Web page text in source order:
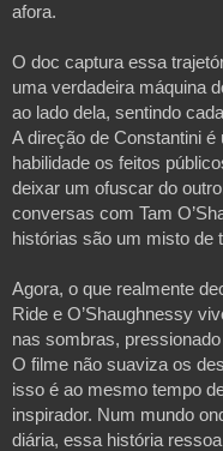
afora.
O doc captura essa
uma verdadeira máquina
ao lado dela, sentindo
A direção de Constantini
habilidade os feitos
deixar um ofuscar do
conversas com Tam
histórias são um misto de
Agora, o que realmente
Ride e O’Shaughnessy
nas sombras,
O filme não suaviza os
isso é ao mesmo tempo
inspirador. Num mundo
diária, essa história